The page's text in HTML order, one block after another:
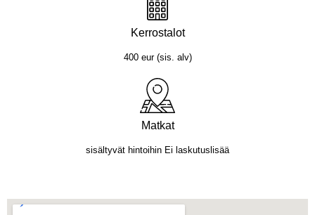
Kerrostalot
400 eur (sis. alv)
Matkat
sisältyvät hintoihin Ei laskutuslisää